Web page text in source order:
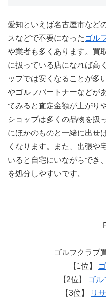
愛知といえば名古屋市など
スなどで不要になった ゴル
や業者も多くあります。買
に扱っている店になれば高
ップでは安くなることが多
やゴルフパートナーなどが
てみると査定金額が上がり
ショップは多くの品物を扱
にほかのものと一緒に出せ
くなります。また、出張や
いると自宅にいながらでき
を処分しやすいです。
ゴルフクラブ
【1位】
【2位】
ゴル
【3位】
リ